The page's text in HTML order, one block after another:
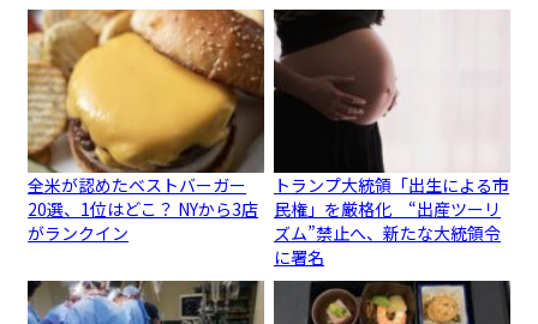
全米が認めたベストバーガー
20選、1位はどこ？ NYから3店
がランクイン
トランプ大統領「出生による市
民権」を厳格化 “出産ツーリ
ズム”禁止へ、新たな大統領令
に署名